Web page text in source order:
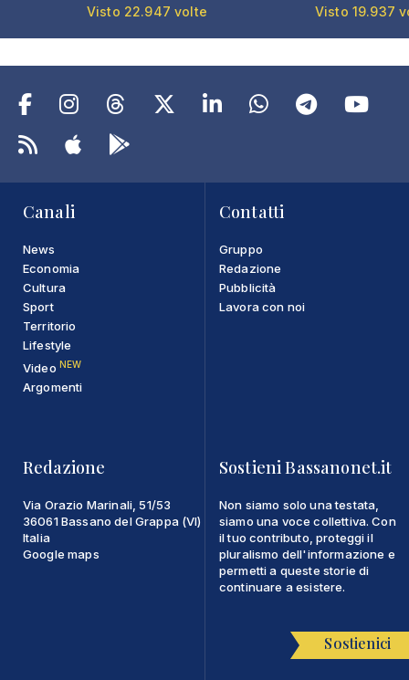
Visto 22.947 volte Visto 19.937
Canali
News
Economia
Cultura
Sport
Territorio
Lifestyle
Video NEW
Argomenti
Contatti
Gruppo
Redazione
Pubblicità
Lavora con noi
Redazione
Via Orazio Marinali, 51/53
36061 Bassano del Grappa (VI)
Italia
Google maps
Sostieni Bassanonet.it
Non siamo solo una testata,
siamo una voce collettiva. Con
il tuo contributo, proteggi il
pluralismo dell'informazione e
permetti a queste storie di
continuare a esistere.
Sostienici